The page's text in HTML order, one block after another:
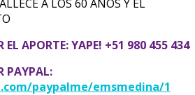
EL APORTE: YAPE! +51 980 455 434
PAYPAL:
paypalme/emsmedina/1